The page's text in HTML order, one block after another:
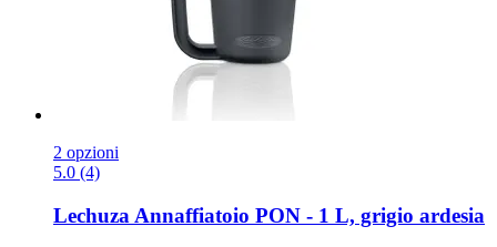
2 opzioni
5.0 (4)
Lechuza Annaffiatoio PON -​ 1 L, grigio ardesia